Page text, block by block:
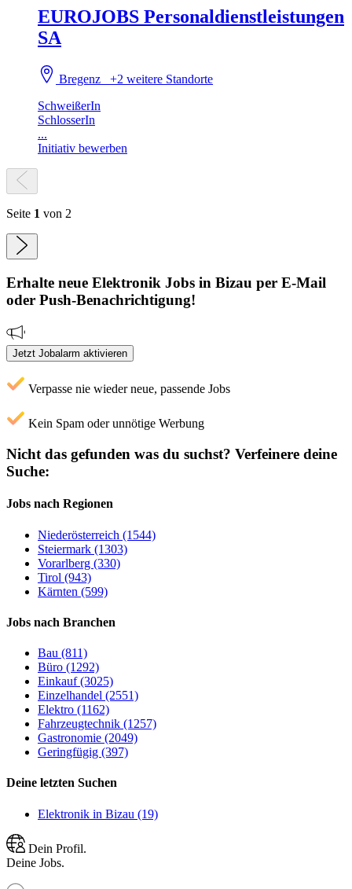
EUROJOBS Personaldienstleistungen
SA
Bregenz+2 weitere Standorte
SchweißerIn
SchlosserIn
...
Initiativ bewerben
Seite 1 von 2
Erhalte neue Elektronik Jobs in Bizau per E-Mail
oder Push-Benachrichtigung!
Jetzt Jobalarm aktivieren
Verpasse nie wieder neue, passende Jobs
Kein Spam oder unnötige Werbung
Nicht das gefunden was du suchst? Verfeinere deine
Suche:
Jobs nach Regionen
Niederösterreich (1544)
Steiermark (1303)
Vorarlberg (330)
Tirol (943)
Kärnten (599)
Jobs nach Branchen
Bau (811)
Büro (1292)
Einkauf (3025)
Einzelhandel (2551)
Elektro (1162)
Fahrzeugtechnik (1257)
Gastronomie (2049)
Geringfügig (397)
Deine letzten Suchen
Elektronik in Bizau (19)
Dein Profil.
Deine Jobs.